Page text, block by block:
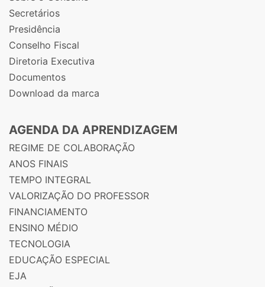
Secretários
Presidência
Conselho Fiscal
Diretoria Executiva
Documentos
Download da marca
AGENDA DA APRENDIZAGEM
REGIME DE COLABORAÇÃO
ANOS FINAIS
TEMPO INTEGRAL
VALORIZAÇÃO DO PROFESSOR
FINANCIAMENTO
ENSINO MÉDIO
TECNOLOGIA
EDUCAÇÃO ESPECIAL
EJA